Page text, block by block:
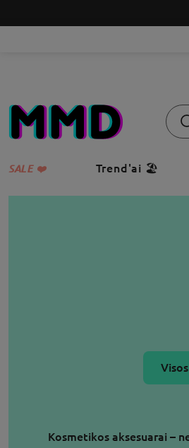
SALE ❤️ Trend'ai 🏖️
Kosmetikos aksesuarai –